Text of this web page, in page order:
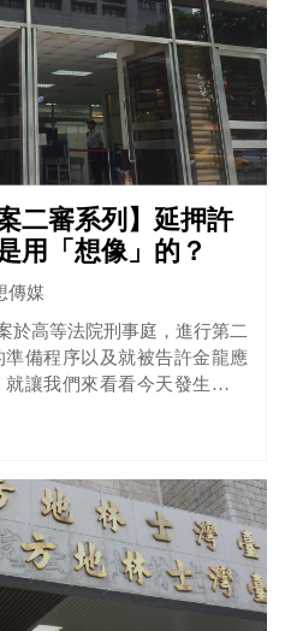
二審系列】延押許
用「想像」的？
傳媒
於高等法院刑事庭，進行第二
備程序以及就被告許金龍應
讓我們來看看今天發生什麼